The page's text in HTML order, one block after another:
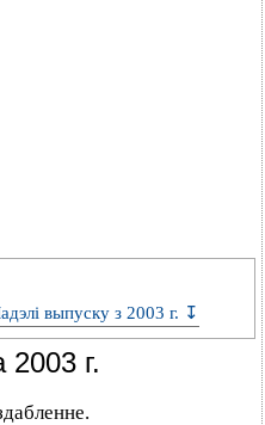
выпуску з 2003 г. ↧
2003 г.